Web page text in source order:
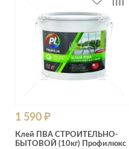
1 590 ₽
Клей ПВА СТРОИТЕЛЬНО-
БЫТОВОЙ (10кг) Профилюкс